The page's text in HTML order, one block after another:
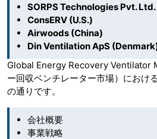
SORPS Technologies Pvt.
ConsERV (U.S.)
Airwoods (China)
Din Ventilation ApS
Global Energy Recovery Ventilator
ー回収ベンチレーター市場）におけ
の通りです。
会社概要
事業戦略